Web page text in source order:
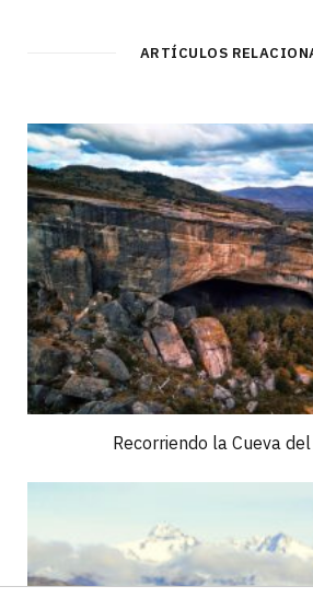
ARTÍCULOS
Recorriendo la Cueva